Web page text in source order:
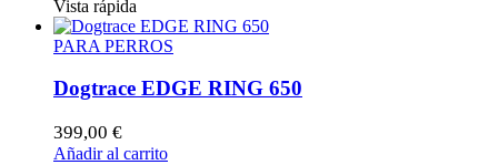
Vista rápida
PARA PERROS
Dogtrace EDGE RING 650
399,00 €
Añadir al carrito